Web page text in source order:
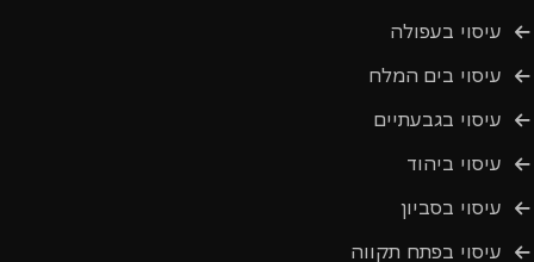
עיסוי בעפולה
עיסוי בים המלח
עיסוי בגבעתיים
עיסוי ביהוד
עיסוי בסביון
עיסוי בפתח תקווה